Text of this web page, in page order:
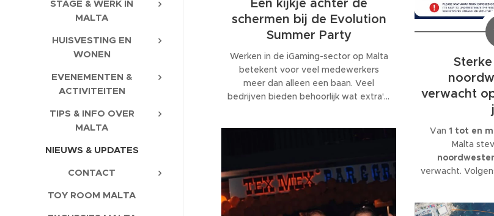
STAGE & WERK IN
MALTA
HUISVESTING EN
WONEN
EVENEMENTEN &
ACTIVITEITEN
TIPS & INFO OVER
MALTA
NIEUWS & UPDATES
CONTACT
TOY ROOM MALTA
Een kijkje achter de
schermen bij de Evolution
Summer Party
Werken in de iGaming-sector op Malta
betekent voor veel medewerkers
meer dan alleen een baan. Veel
bedrijven bieden behoorlijk wat extra's,
feesten behoorlijk groot worden.
verwacht
Van1 tot en
Malta
verwacht.